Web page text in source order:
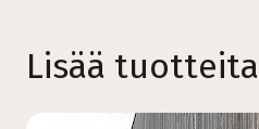
Lisää tuotteita